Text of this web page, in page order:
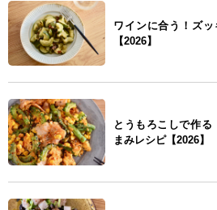
ワインに合う！ズ
【2026】
とうもろこしで作
まみレシピ【2026】